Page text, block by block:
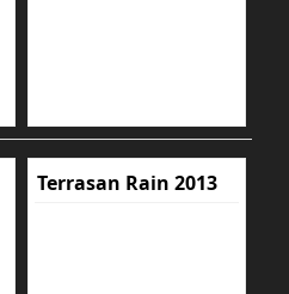
Terrasan Rain 2013